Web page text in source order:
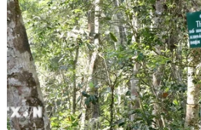
Tàu thuyền neo đậu tránh trú bão.
Trước diễn biến của bão số 1,
phó với bão và mưa lũ có thể
Ban Chỉ huy Phòng, chống
cứu nạn và Phòng thủ dân sự
cầu Ban Chỉ huy Phòng, chống